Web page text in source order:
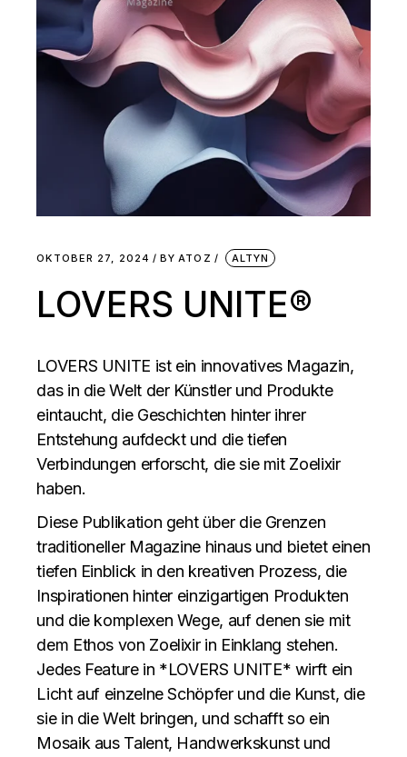
OKTOBER 27, 2024 BY ATOZ ALTYN
LOVERS UNITE®
LOVERS UNITE ist ein innovatives Magazin,
das in die Welt der Künstler und Produkte
eintaucht, die Geschichten hinter ihrer
Entstehung aufdeckt und die tiefen
Verbindungen erforscht, die sie mit Zoelixir
haben.
Diese Publikation geht über die Grenzen
traditioneller Magazine hinaus und bietet einen
tiefen Einblick in den kreativen Prozess, die
Inspirationen hinter einzigartigen Produkten
und die komplexen Wege, auf denen sie mit
dem Ethos von Zoelixir in Einklang stehen.
Jedes Feature in *LOVERS UNITE* wirft ein
Licht auf einzelne Schöpfer und die Kunst, die
sie in die Welt bringen, und schafft so ein
Mosaik aus Talent, Handwerkskunst und